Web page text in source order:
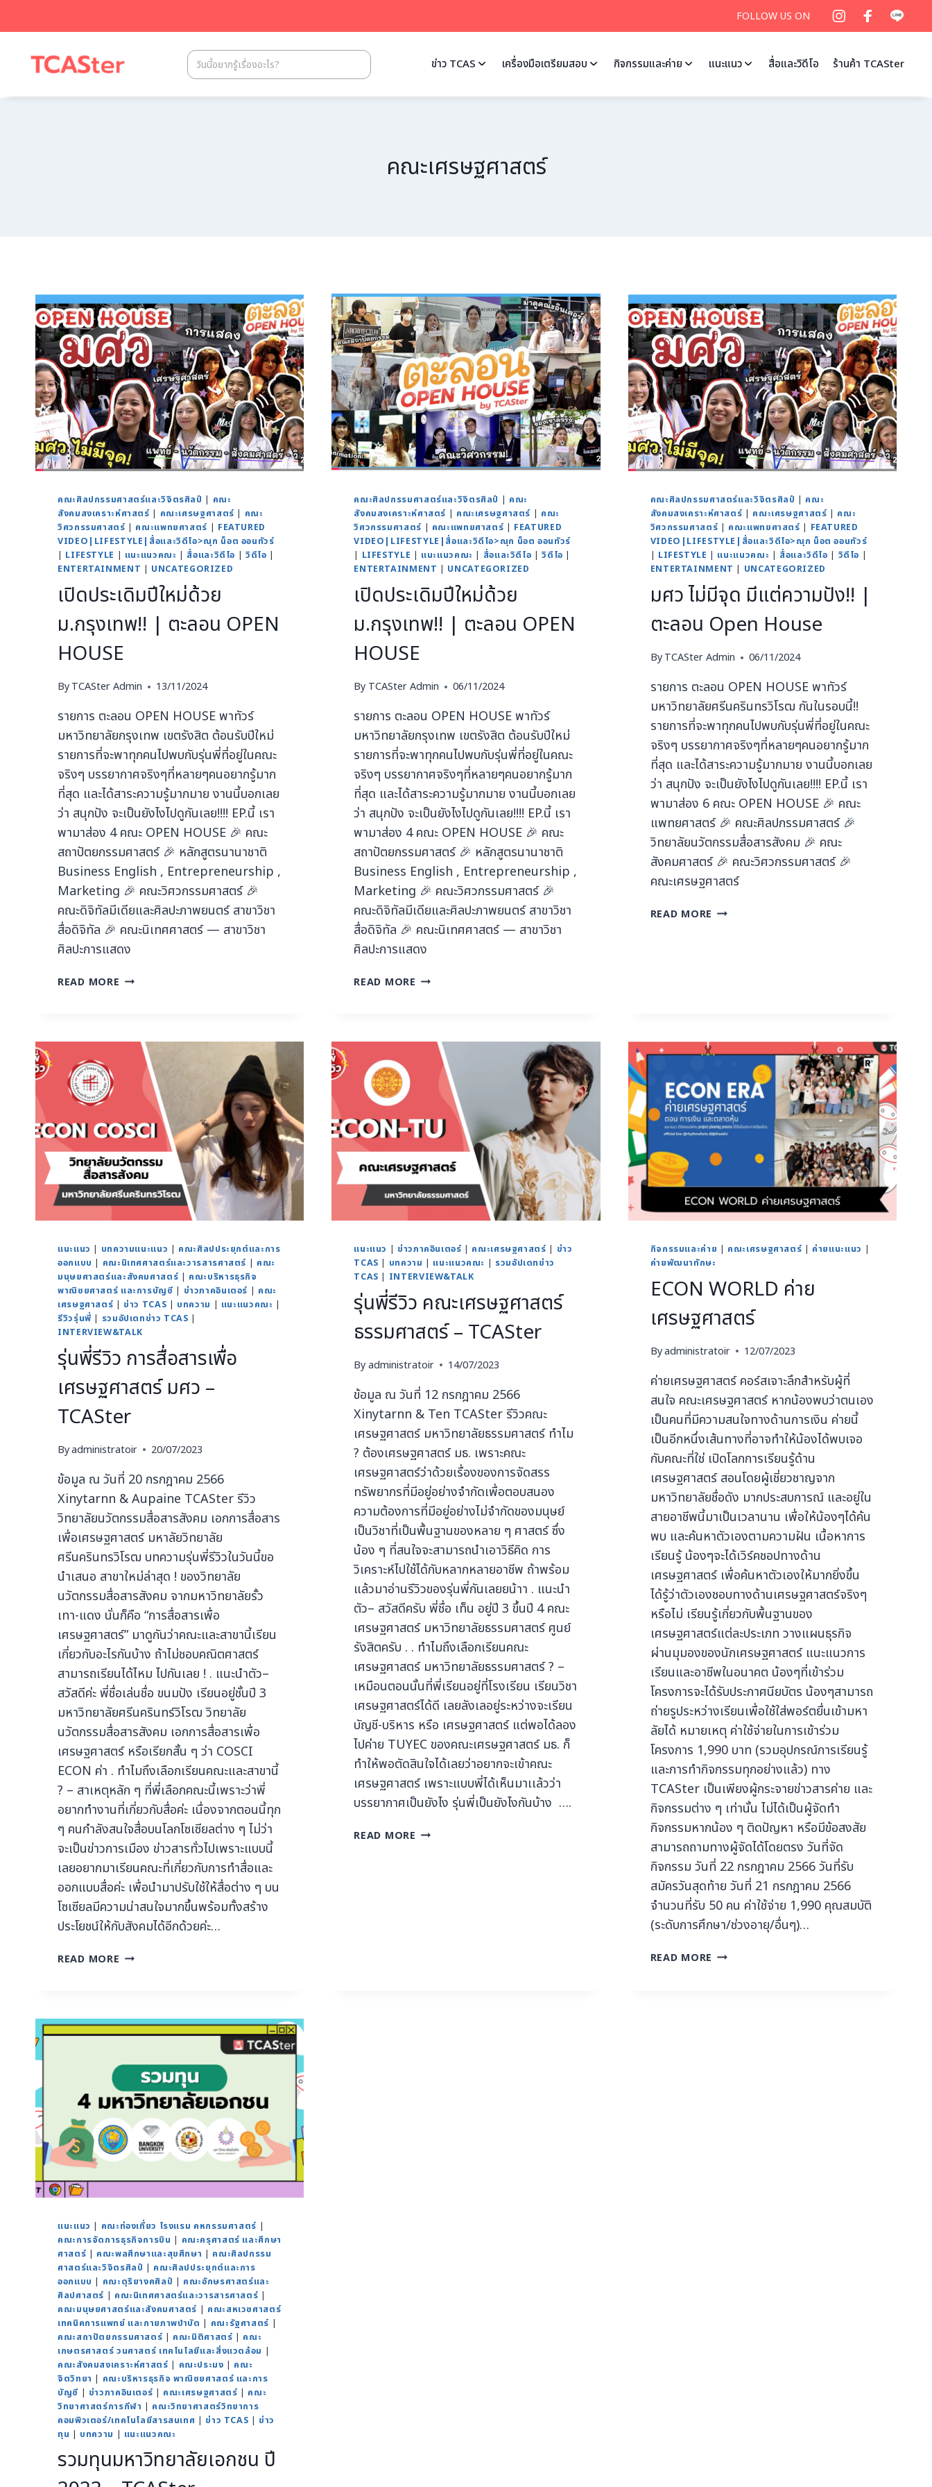
FOLLOW US ON
ข่าว TCAS เครื่องมือเตรียมสอบ กิจกรรมและค่าย แนะแนว สื่อและวิดีโอ ร้านค้า TCASter
คณะเศรษฐศาสตร์
คณะศิลปกรรมศาสตร์และวิจิตรศิลป์
คณะ
สังคมสงเคราะห์ศาสตร์
คณะเศรษฐศาสตร์
คณะ
วิศวกรรมศาสตร์
คณะแพทยศาสตร์
FEATURED
VIDEO|LIFESTYLE|สื่อและวิดีโอ>ณุก น็อต ออนทัวร์
LIFESTYLE แนะแนวคณะ สื่อและวิดีโอ วิดีโอ
ENTERTAINMENT
UNCATEGORIZED
เปิดประเดิมปีใหม่ด้วย
ม.กรุงเทพ!! | ตะลอน OPEN
HOUSE
ByTCASter Admin 13/11/2024
รายการ ตะลอน OPEN HOUSE พาทัวร์
มหาวิทยาลัยกรุงเทพ เขตรังสิต ต้อนรับปีใหม่
รายการที่จะพาทุกคนไปพบกับรุ่นพี่ที่อยู่ในคณะ
จริงๆ บรรยากาศจริงๆที่หลายๆคนอยากรู้มาก
ที่สุด และได้สาระความรู้มากมาย งานนี้บอกเลย
ว่า สนุกปัง จะเป็นยังไงไปดูกันเลย!!!! EP.นี้ เรา
พามาส่อง 4 คณะ OPEN HOUSE 🎉 คณะ
สถาปัตยกรรมศาสตร์ 🎉 หลักสูตรนานาชาติ
Business English , Entrepreneurship ,
Marketing 🎉 คณะวิศวกรรมศาสตร์ 🎉
คณะดิจิทัลมีเดียและศิลปะภาพยนตร์ สาขาวิชา
สื่อดิจิทัล 🎉 คณะนิเทศศาสตร์ — สาขาวิชา
ศิลปะการแสดง
READ MORE
คณะศิลปกรรมศาสตร์และวิจิตรศิลป์
คณะ
สังคมสงเคราะห์ศาสตร์
คณะเศรษฐศาสตร์
คณะ
วิศวกรรมศาสตร์
คณะแพทยศาสตร์
FEATURED
VIDEO|LIFESTYLE|สื่อและวิดีโอ>ณุก น็อต ออนทัวร์
LIFESTYLE แนะแนวคณะ สื่อและวิดีโอ |วิดีโอ
ENTERTAINMENT
UNCATEGORIZED
เปิดประเดิมปีใหม่ด้วย
ม.กรุงเทพ!! | ตะลอน OPEN
HOUSE
By TCASter Admin 06/11/2024
รายการ ตะลอน OPEN HOUSE พาทัวร์
มหาวิทยาลัยกรุงเทพ เขตรังสิต ต้อนรับปีใหม่
รายการที่จะพาทุกคนไปพบกับรุ่นพี่ที่อยู่ในคณะ
จริงๆ บรรยากาศจริงๆที่หลายๆคนอยากรู้มาก
ที่สุด และได้สาระความรู้มากมาย งานนี้บอกเลย
ว่า สนุกปัง จะเป็นยังไงไปดูกันเลย!!!! EP.นี้ เรา
พามาส่อง 4 คณะ OPEN HOUSE 🎉 คณะ
สถาปัตยกรรมศาสตร์ 🎉 หลักสูตรนานาชาติ
Business English , Entrepreneurship ,
Marketing 🎉 คณะวิศวกรรมศาสตร์ 🎉
คณะดิจิทัลมีเดียและศิลปะภาพยนตร์ สาขาวิชา
สื่อดิจิทัล 🎉 คณะนิเทศศาสตร์ — สาขาวิชา
ศิลปะการแสดง
READ MORE
คณะศิลปกรรมศาสตร์และวิจิตรศิลป์
คณะ
สังคมสงเคราะห์ศาสตร์
คณะเศรษฐศาสตร์
คณะ
วิศวกรรมศาสตร์
คณะแพทยศาสตร์
FEATURED
VIDEO|LIFESTYLE|สื่อและวิดีโอ>ณุก น็อต ออนทัวร์
LIFESTYLE แนะแนวคณะ สื่อและวิดีโอ วิดีโอ
ENTERTAINMENT
UNCATEGORIZED
มศว ไม่มีจุด มีแต่ความปัง!! |
ตะลอน Open House
By TCASter Admin 06/11/2024
รายการ ตะลอน OPEN HOUSE พาทัวร์
มหาวิทยาลัยศรีนครินทรวิโรฒ กันในรอบนี้!!
รายการที่จะพาทุกคนไปพบกับรุ่นพี่ที่อยู่ในคณะ
จริงๆ บรรยากาศจริงๆที่หลายๆคนอยากรู้มาก
ที่สุด และได้สาระความรู้มากมาย งานนี้บอกเลย
ว่า สนุกปัง จะเป็นยังไงไปดูกันเลย!!!! EP.นี้ เรา
พามาส่อง 6 คณะ OPEN HOUSE 🎉 คณะ
แพทยศาสตร์ 🎉 คณะศิลปกรรมศาสตร์ 🎉
วิทยาลัยนวัตกรรมสื่อสารสังคม 🎉 คณะ
สังคมศาสตร์ 🎉 คณะวิศวกรรมศาสตร์ 🎉
คณะเศรษฐศาสตร์
READ MORE
แนะแนว บทความแนะแนว
คณะศิลปประยุกต์และการ
ออกแบบ
คณะนิเทศศาสตร์และวารสารศาสตร์
คณะ
มนุษยศาสตร์และสังคมศาสตร์
คณะบริหารธุรกิจ
พาณิชยศาสตร์ และการบัญชี
ข่าวภาคอินเตอร์
คณะ
เศรษฐศาสตร์ |ข่าว TCAS บทความ แนะแนวคณะ
รีวิวรุ่นพี่
รวมอัปเดทข่าว TCAS
INTERVIEW&TALK
รุ่นพี่รีวิว การสื่อสารเพื่อ
เศรษฐศาสตร์ มศว –
TCASter
Byadministratoir 20/07/2023
ข้อมูล ณ วันที่ 20 กรกฎาคม 2566
Xinytarnn & Aupaine TCASter รีวิว
วิทยาลัยนวัตกรรมสื่อสารสังคม เอกการสื่อสาร
เพื่อเศรษฐศาสตร์ มหาลัยวิทยาลัย
ศรีนครินทรวิโรฒ บทความรุ่นพี่รีวิวในวันนี้ขอ
นำเสนอ สาขาใหม่ล่าสุด ! ของวิทยาลัย
นวัตกรรมสื่อสารสังคม จากมหาวิทยาลัยรั้ว
เทา-แดง นั่นก็คือ “การสื่อสารเพื่อ
เศรษฐศาสตร์” มาดูกันว่าคณะและสาขานี้เรียน
เกี่ยวกับอะไรกันบ้าง ถ้าไม่ชอบคณิตศาสตร์
สามารถเรียนได้ไหม ไปกันเลย ! . แนะนำตัว–
สวัสดีค่ะ พี่ชื่อเล่นชื่อ ขนมปัง เรียนอยู่ชั้นปี 3
มหาวิทยาลัยศรีนครินทร์วิโรฒ วิทยาลัย
นวัตกรรมสื่อสารสังคม เอกการสื่อสารเพื่อ
เศรษฐศาสตร์ หรือเรียกสั้น ๆ ว่า COSCI
ECON ค่า . ทําไมถึงเลือกเรียนคณะและสาขานี้
? – สาเหตุหลัก ๆ ที่พี่เลือกคณะนี้เพราะว่าพี่
อยากทำงานที่เกี่ยวกับสื่อค่ะ เนื่องจากตอนนี้ทุก
ๆ คนกำลังสนใจสื่อบนโลกโซเซียลต่าง ๆ ไม่ว่า
จะเป็นข่าวการเมือง ข่าวสารทั่วไปเพราะแบบนี้
เลยอยากมาเรียนคณะที่เกี่ยวกับการทำสื่อและ
ออกแบบสื่อค่ะ เพื่อนำมาปรับใช้ให้สื่อต่าง ๆ บน
โซเซียลมีความน่าสนใจมากขึ้นพร้อมทั้งสร้าง
ประโยชน์ให้กับสังคมได้อีกด้วยค่ะ…
READ MORE
แนะแนว ข่าวภาคอินเตอร์ คณะเศรษฐศาสตร์
ข่าว
TCAS
บทความ แนะแนวคณะ
รวมอัปเดทข่าว
TCAS
INTERVIEW&TALK
รุ่นพี่รีวิว คณะเศรษฐศาสตร์
ธรรมศาสตร์ – TCASter
Byadministratoir 14/07/2023
ข้อมูล ณ วันที่ 12 กรกฎาคม 2566
Xinytarnn & Ten TCASter รีวิวคณะ
เศรษฐศาสตร์ มหาวิทยาลัยธรรมศาสตร์ ทำไม
? ต้องเศรษฐศาสตร์ มธ. เพราะคณะ
เศรษฐศาสตร์ว่าด้วยเรื่องของการจัดสรร
ทรัพยากรที่มีอยู่อย่างจำกัดเพื่อตอบสนอง
ความต้องการที่มีอยู่อย่างไม่จำกัดของมนุษย์
เป็นวิชาที่เป็นพื้นฐานของหลาย ๆ ศาสตร์ ซึ่ง
น้อง ๆ ที่สนใจจะสามารถนำเอาวิธีคิด การ
วิเคราะห์ไปใช้ได้กับหลากหลายอาชีพ ถ้าพร้อม
แล้วมาอ่านรีวิวของรุ่นพี่กันเลยยน้าา . แนะนำ
ตัว– สวัสดีครับ พี่ชื่อ เท็น อยู่ปี 3 ขึ้นปี 4 คณะ
เศรษฐศาสตร์ มหาวิทยาลัยธรรมศาสตร์ ศูนย์
รังสิตครับ . . ทําไมถึงเลือกเรียนคณะ
เศรษฐศาสตร์ มหาวิทยาลัยธรรมศาสตร์ ? –
เหมือนตอนนั้นที่พี่เรียนอยู่ที่โรงเรียน เรียนวิชา
เศรษฐศาสตร์ได้ดี เลยลังเลอยู่ระหว่างจะเรียน
บัญชี-บริหาร หรือ เศรษฐศาสตร์ แต่พอได้ลอง
ไปค่าย TUYEC ของคณะเศรษฐศาสตร์ มธ. ก็
ทำให้พอตัดสินใจได้เลยว่าอยากจะเข้าคณะ
เศรษฐศาสตร์ เพราะแบบพี่ได้เห็นมาเเล้วว่า
บรรยากาศเป็นยังไง รุ่นพี่เป็นยังไงกันบ้าง ….
READ MORE
กิจกรรมและค่าย คณะเศรษฐศาสตร์ ค่ายแนะแนว
ค่ายพัฒนาทักษะ
ECON WORLD ค่าย
เศรษฐศาสตร์
Byadministratoir 12/07/2023
ค่ายเศรษฐศาสตร์ คอร์สเจาะลึกสำหรับผู้ที่
สนใจ คณะเศรษฐศาสตร์ หากน้องพบว่าตนเอง
เป็นคนที่มีความสนใจทางด้านการเงิน ค่ายนี้
เป็นอีกหนึ่งเส้นทางที่อาจทำให้น้องได้พบเจอ
กับคณะที่ใช่ เปิดโลกการเรียนรู้ด้าน
เศรษฐศาสตร์ สอนโดยผู้เชี่ยวชาญจาก
มหาวิทยาลัยชื่อดัง มากประสบการณ์ และอยู่ใน
สายอาชีพนี้มาเป็นเวลานาน เพื่อให้น้องๆได้ค้น
พบ และค้นหาตัวเองตามความฝัน เนื้อหาการ
เรียนรู้ น้องๆจะได้เวิร์คชอปทางด้าน
เศรษฐศาสตร์ เพื่อค้นหาตัวเองให้มากยิ่งขึ้น
ได้รู้ว่าตัวเองชอบทางด้านเศรษฐศาสตร์จริงๆ
หรือไม่ เรียนรู้เกี่ยวกับพื้นฐานของ
เศรษฐศาสตร์แต่ละประเภท วางแผนธุรกิจ
ผ่านมุมองของนักเศรษฐศาสตร์ แนะแนวการ
เรียนและอาชีพในอนาคต น้องๆที่เข้าร่วม
โครงการจะได้รับประกาศนียบัตร น้องๆสามารถ
ถ่ายรูประหว่างเรียนเพื่อใช้ใส่พอร์ตยื่นเข้ามหา
ลัยได้ หมายเหตุ ค่าใช้จ่ายในการเข้าร่วม
โครงการ 1,990 บาท (รวมอุปกรณ์การเรียนรู้
และการทำกิจกรรมทุกอย่างแล้ว) ทาง
TCASter เป็นเพียงผู้กระจายข่าวสารค่าย และ
กิจกรรมต่าง ๆ เท่านั้น ไม่ได้เป็นผู้จัดทำ
กิจกรรมหากน้อง ๆ ติดปัญหา หรือมีข้อสงสัย
สามารถถามทางผู้จัดได้โดยตรง วันที่จัด
กิจกรรม วันที่ 22 กรกฎาคม 2566 วันที่รับ
สมัครวันสุดท้าย วันที่ 21 กรกฎาคม 2566
จำนวนที่รับ 50 คน ค่าใช้จ่าย 1,990 คุณสมบัติ
(ระดับการศึกษา/ช่วงอายุ/อื่นๆ)…
READ MORE
แนะแนว | คณะท่องเที่ยว โรงแรม คหกรรมศาสตร์ |
คณะการจัดการธุรกิจการบิน | คณะครุศาสตร์ และศึกษา
ศาสตร์ | คณะพลศึกษาและสุขศึกษา | คณะศิลปกรรม
ศาสตร์และวิจิตรศิลป์ | คณะศิลปประยุกต์และการ
ออกแบบ | คณะดุริยางคศิลป์ | คณะอักษรศาสตร์และ
ศิลปศาสตร์ | คณะนิเทศศาสตร์และวารสารศาสตร์ |
คณะมนุษยศาสตร์และสังคมศาสตร์ | คณะสหเวชศาสตร์
เทคนิคการแพทย์ และกายภาพบำบัด | คณะรัฐศาสตร์ |
คณะสถาปัตยกรรมศาสตร์ | คณะนิติศาสตร์ | คณะ
เกษตรศาสตร์ วนศาสตร์ เทคโนโลยีและสิ่งแวดล้อม |
คณะสังคมสงเคราะห์ศาสตร์ | คณะประมง | คณะ
จิตวิทยา | คณะบริหารธุรกิจ พาณิชยศาสตร์ และการ
บัญชี | ข่าวภาคอินเตอร์ | คณะเศรษฐศาสตร์ | คณะ
วิทยาศาสตร์การกีฬา | คณะวิทยาศาสตร์วิทยาการ
คอมพิวเตอร์/เทคโนโลยีสารสนเทศ |ข่าว TCAS |ข่าว
ทุน | บทความ | แนะแนวคณะ
รวมทุนมหาวิทยาลัยเอกชน ปี